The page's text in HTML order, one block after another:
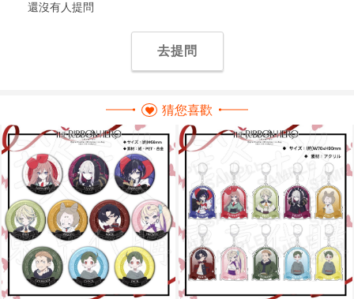
還沒有人提問
去提問
猜您喜歡